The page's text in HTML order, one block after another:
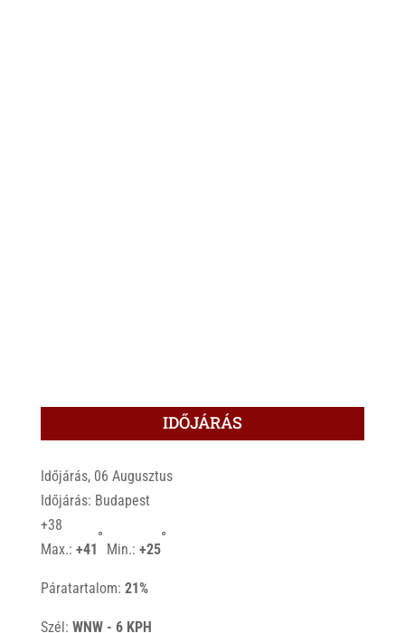
IDŐJÁRÁS
Időjárás, 06 Augusztus
Időjárás: Budapest
+38
Max.: +41
°
Min.: +25
°
Páratartalom: 21%
Szél: WNW - 6 KPH